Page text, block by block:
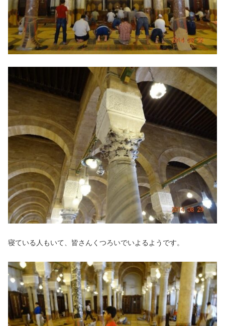
寝ている人もいて、皆さんくつろいでいよるようです。